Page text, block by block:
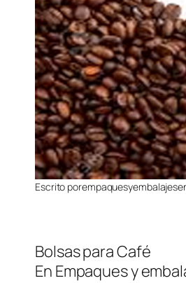
Escrito porempaquesyembalajes
Bolsas para Café
En Empaques y